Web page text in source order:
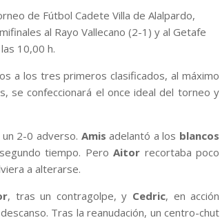
de Fútbol Cadete Villa de Alalpardo,
al Rayo Vallecano (2-1) y al Getafe
10,00 h.
a los tres primeros clasificados, al máximo
se confeccionará el once ideal del torneo y
2-0 adverso. Amis adelantó a los blancos
tiempo. PeroAitor recortaba poco
a alterarse.
, tras un contragolpe, y Cedric, en acción
Tras la reanudación, un centro-chut